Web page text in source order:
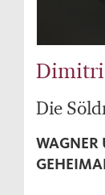
Dimitri
Die
WAGNER